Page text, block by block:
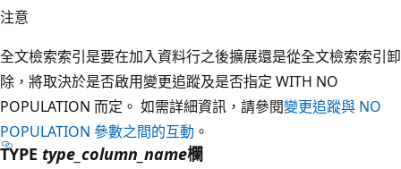
注意
全文檢索索引是要在加入資料行之後擴展還是從全文檢索索引卸
除，將取決於是否啟用變更追蹤及是否指定 WITH NO
POPULATION 而定。 如需詳細資訊，請參閱變更追蹤與 NO
POPULATION 參數之間的互動 。
TYPE type_column_name欄